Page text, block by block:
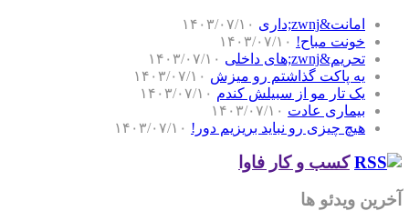
امانت&zwnj;داری
۱۴۰۳/۰۷/۱۰
خونت مباح! ۱۴۰۳/۰۷/۱۰
تحریم&zwnj;های داخلی
۱۴۰۳/۰۷/۱۰
یه پاکت گذاشتم رو میزش ۱۴۰۳/۰۷/۱۰
یک تار مو از سبیلش کندم ۱۴۰۳/۰۷/۱۰
بیماری عادت ۱۴۰۳/۰۷/۱۰
هیچ چیزی رو نباید بریزیم دور! ۱۴۰۳/۰۷/۱۰
کسب و کار فاوا
آخرین ویدئو ها